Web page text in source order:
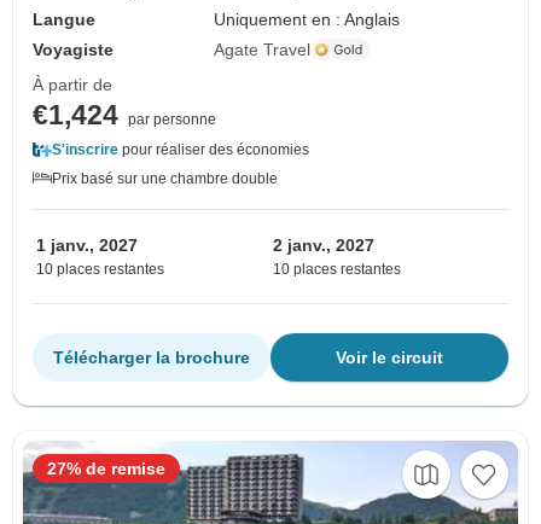
Langue
Uniquement en : Anglais
Voyagiste
Agate Travel
À partir de
€1,424 par personne
S'inscrire pour réaliser des économies
Prix basé sur une chambre double
1 janv., 2027
10 places restantes
2 janv., 2027
10 places restantes
Voir le circuit
Télécharger la brochure
27% de remise